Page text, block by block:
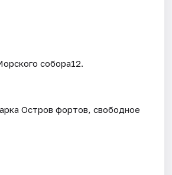
собора12.
Остров фортов, свободное